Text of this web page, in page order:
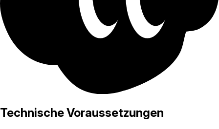
Technische Voraussetzungen